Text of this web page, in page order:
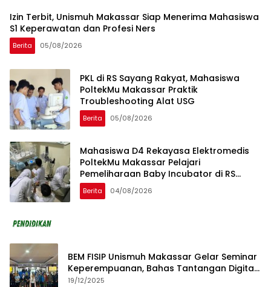
Izin Terbit, Unismuh Makassar Siap Menerima Mahasiswa
S1 Keperawatan dan Profesi Ners
Berita 05/08/2026
PKL di RS Sayang Rakyat, Mahasiswa
PoltekMu Makassar Praktik
Troubleshooting Alat USG
Berita 05/08/2026
Mahasiswa D4 Rekayasa Elektromedis
PoltekMu Makassar Pelajari
Pemeliharaan Baby Incubator di RS
Unhas
Berita 04/08/2026
BEM FISIP Unismuh Makassar Gelar Seminar
Keperempuanan, Bahas Tantangan Digital
dan Budaya Lokal
19/12/2025